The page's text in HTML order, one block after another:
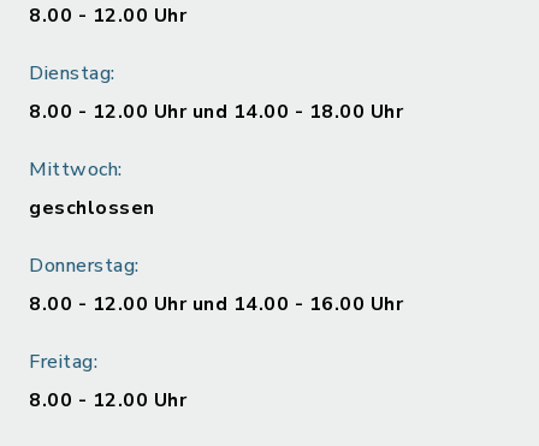
8.00 - 12.00 Uhr
Dienstag:
8.00 - 12.00 Uhr und 14.00 - 18.00 Uhr
Mittwoch:
geschlossen
Donnerstag:
8.00 - 12.00 Uhr und 14.00 - 16.00 Uhr
Freitag:
8.00 - 12.00 Uhr